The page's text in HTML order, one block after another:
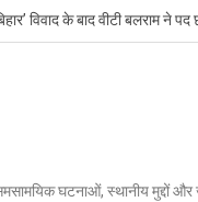
विवाद के बाद वीटी बलराम ने पद
घटनाओं, स्थानीय मुद्दों और